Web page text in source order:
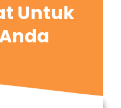
Untuk